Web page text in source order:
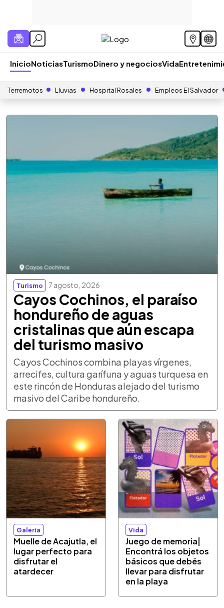
InicioNoticiasTurismoDinero y negociosVida
Terremotos Lluvias Hospital Rosales Empleos El Salvador
Turismo 7 agosto, 2026
Cayos Cochinos, el paraíso
hondureño de aguas
cristalinas que aún escapa
del turismo masivo
Cayos Cochinos combina playas vírgenes,
arrecifes, cultura garífuna y aguas turquesa en
este rincón de Honduras alejado del turismo
masivo del Caribe hondureño.
Galeria
Muelle de Acajutla, el
lugar perfecto para
disfrutar el
atardecer
Vida
Juego de memoria|
Encontrá los objetos
básicos que debés
llevar para disfrutar
en la playa